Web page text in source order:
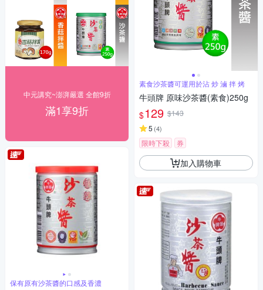
中元講究~澎湃嚴選 全館9折
滿1享9折
保有原有沙茶醬的口感及香濃
素食沙茶醬可運用於沾 炒 滷 拌 烤
牛頭牌 原味沙茶醬(素食)250g
$129 $143
5 (4)
限時下殺 券
加入購物車